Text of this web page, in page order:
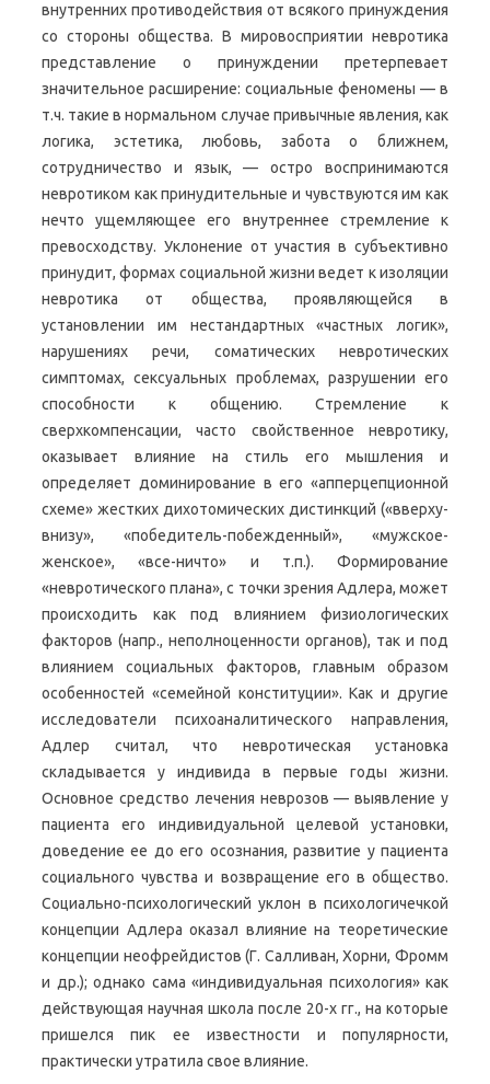
внутренних противодействия от всякого принуждения
со стороны общества. В мировосприятии невротика
представление о принуждении претерпевает
значительное расширение: социальные феномены — в
т.ч. такие в нормальном случае привычные явления, как
логика, эстетика, любовь, забота о ближнем,
сотрудничество и язык, — остро воспринимаются
невротиком как принудительные и чувствуются им как
нечто ущемляющее его внутреннее стремление к
превосходству. Уклонение от участия в субъективно
принудит, формах социальной жизни ведет к изоляции
невротика от общества, проявляющейся в
установлении им нестандартных «частных логик»,
нарушениях речи, соматических невротических
симптомах, сексуальных проблемах, разрушении его
способности к общению. Стремление к
сверхкомпенсации, часто свойственное невротику,
оказывает влияние на стиль его мышления и
определяет доминирование в его «апперцепционной
схеме» жестких дихотомических дистинкций («вверху-
внизу», «победитель-побежденный», «мужское-
женское», «все-ничто» и т.п.). Формирование
«невротического плана», с точки зрения Адлера, может
происходить как под влиянием физиологических
факторов (напр., неполноценности органов), так и под
влиянием социальных факторов, главным образом
особенностей «семейной конституции». Как и другие
исследователи психоаналитического направления,
Адлер считал, что невротическая установка
складывается у индивида в первые годы жизни.
Основное средство лечения неврозов — выявление у
пациента его индивидуальной целевой установки,
доведение ее до его осознания, развитие у пациента
социального чувства и возвращение его в общество.
Социально-психологический уклон в психологичечкой
концепции Адлера оказал влияние на теоретические
концепции неофрейдистов (Г. Салливан, Хорни, Фромм
и др.); однако сама «индивидуальная психология» как
действующая научная школа после 20-х гг., на которые
пришелся пик ее известности и популярности,
практически утратила свое влияние.